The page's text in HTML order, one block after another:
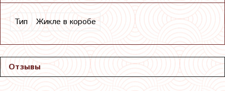
Тип Жикле в коробе
Отзывы